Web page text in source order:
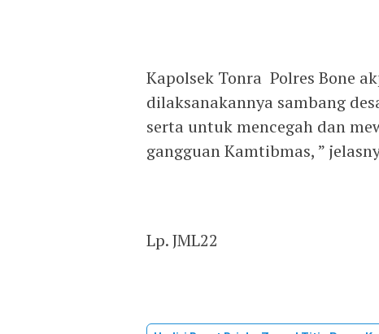
Kapolsek Tonra Polres Bone
dilaksanakannya sambang
serta untuk mencegah dan
gangguan Kamtibmas, ”
Lp. JML22